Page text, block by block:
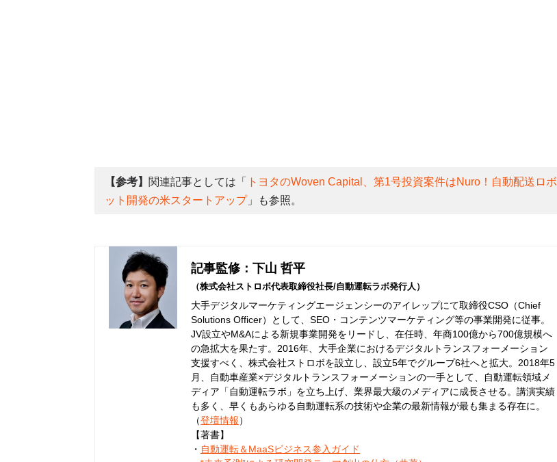
【参考】 関連記事としては「
トヨタのWoven Capital、第1号投資案件はNuro！自動配送ロボ
ット開発の米スタートアップ」も参照。
記事監修：下山 哲平
（株式会社ストロボ代表取締役社長/自動運転ラボ発行人）
大手デジタルマーケティングエージェンシーのアイレップにて取締役CSO（Chief
Solutions Officer）として、SEO・コンテンツマーケティング等の事業開発に従事。
JV設立やM&Aによる新規事業開発をリードし、在任時、年商100億から700億規模へ
の急拡大を果たす。2016年、大手企業におけるデジタルトランスフォーメーション
支援すべく、株式会社ストロボを設立し、設立5年でグループ6社へと拡大。2018年5
月、自動車産業×デジタルトランスフォーメーションの一手として、自動運転領域メ
ディア「自動運転ラボ」を立ち上げ、業界最大級のメディアに成長させる。講演実績
も多く、早くもあらゆる自動運転系の技術や企業の最新情報が最も集まる存在に。
（登壇情報）
【著書】
・ 自動運転＆MaaSビジネス参入ガイド